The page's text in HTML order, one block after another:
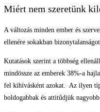
Miért nem szeretünk
A változás minden ember és
ellenére sokakban
Kutatások szerint a többség
mindössze az emberek 38%-a
fel kihívásként azokat. Az ilyen
boldogabbak és attitűdjük